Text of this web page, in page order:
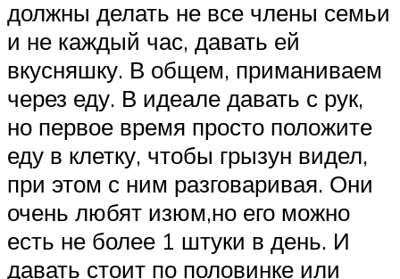
должны делать не все члены семьи
и не каждый час, давать ей
вкусняшку. В общем, приманиваем
через еду. В идеале давать с рук,
но первое время просто положите
еду в клетку, чтобы грызун видел,
при этом с ним разговаривая. Они
очень любят изюм,но его можно
есть не более 1 штуки в день. И
давать стоит по половинке или